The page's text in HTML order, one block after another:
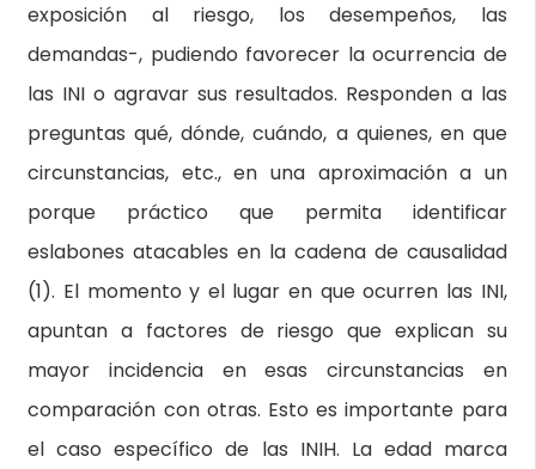
exposición al riesgo, los desempeños, las
demandas-, pudiendo favorecer la ocurrencia de
las INI o agravar sus resultados. Responden a las
preguntas qué, dónde, cuándo, a quienes, en que
circunstancias, etc., en una aproximación a un
porque práctico que permita identificar
eslabones atacables en la cadena de causalidad
(1). El momento y el lugar en que ocurren las INI,
apuntan a factores de riesgo que explican su
mayor incidencia en esas circunstancias en
comparación con otras. Esto es importante para
el caso específico de las INIH. La edad marca